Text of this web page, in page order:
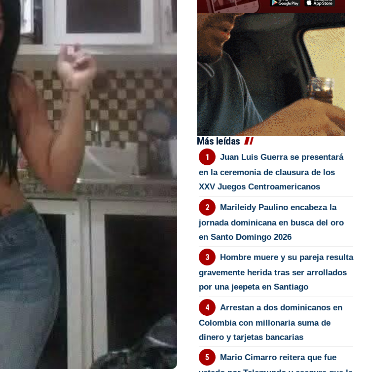
Más leídas
Juan Luis Guerra se presentará
en la ceremonia de clausura de los
XXV Juegos Centroamericanos
Marileidy Paulino encabeza la
jornada dominicana en busca del oro
en Santo Domingo 2026
Hombre muere y su pareja resulta
gravemente herida tras ser arrollados
por una jeepeta en Santiago
Arrestan a dos dominicanos en
Colombia con millonaria suma de
dinero y tarjetas bancarias
Mario Cimarro reitera que fue